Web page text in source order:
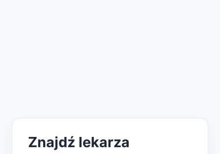
Znajdź lekarza